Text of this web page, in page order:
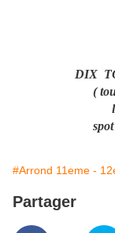
DIX
(
#Arrond 11eme -
Partager